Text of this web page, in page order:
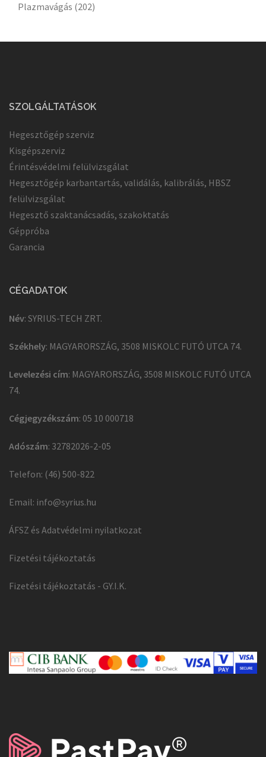
Plazmavágás (202)
SZOLGÁLTATÁSOK
Hegesztőgép szerviz
Kisgépszerviz
Érintésvédelmi felülvizsgálat
Hegesztőgép karbantartás, validálás, kalibrálás, HBSZ
felülvizsgálat
Hegesztő szaktanácsadás, szakoktatás
Géppróba
Garancia
CÉGADATOK
Név: SYRIUS-TECH ZRT.
Székhely: MAGYARORSZÁG, 3508 MISKOLC FUTÓ UTCA 74.
Levelezési cím: MAGYARORSZÁG, 3508 MISKOLC FUTÓ UTCA
74.
Cégjegyzékszám: 05 10 000718
Adószám: 32782026-2-05
Telefon: (46) 500-822
Email: info@syrius.hu
ÁFSZ és Adatvédelmi nyilatkozat
Fizetési tájékoztatás
Fizetési tájékoztatás - GY.I.K.